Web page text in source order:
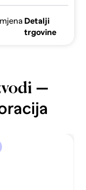
Detalji
trgovine
—